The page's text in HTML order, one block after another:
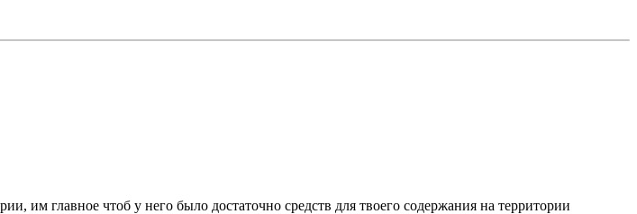
им главное чтоб у него было достаточно средств для твоего содержания на территории